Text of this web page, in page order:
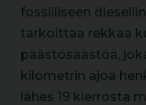
fossiiliseen
tarkoittaa rekkaa
päästösäästöä,
kilometrin ajoa
lähes 19 kierrosta